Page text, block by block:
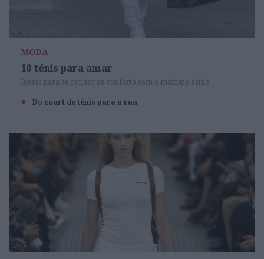
MODA
10 ténis para amar
Ideias para se render ao conforto com o máximo estilo.
Do court de ténis para a rua